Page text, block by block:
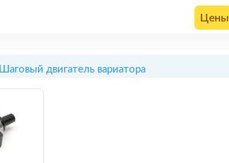
Цены
Шаговый двигатель вариатора